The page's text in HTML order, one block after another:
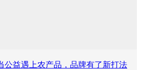
公益遇上农产品，品牌有了新打法